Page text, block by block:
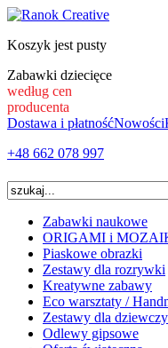
Koszyk jest pusty
Zabawki dziecięce
według cen
producenta
Dostawa i płatnośćNowości
+48 662 078 997
Zabawki naukowe
ORIGAMI i
Piaskowe obrazki
Zestawy dla rozrywki
Kreatywne zabawy
Eco warsztaty /
Zestawy dla
Odlewy gipsowe